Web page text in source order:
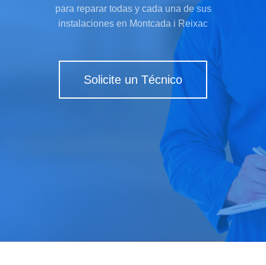
para reparar todas y cada una de sus
instalaciones en Montcada i Reixac
Solicite un Técnico